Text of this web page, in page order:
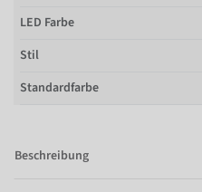
LED Farbe
Stil
Standardfarbe
Beschreibung